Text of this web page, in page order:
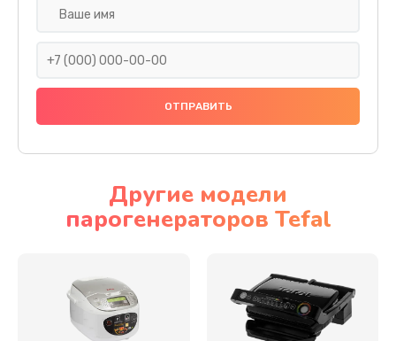
Другие модели
парогенераторов Tefal